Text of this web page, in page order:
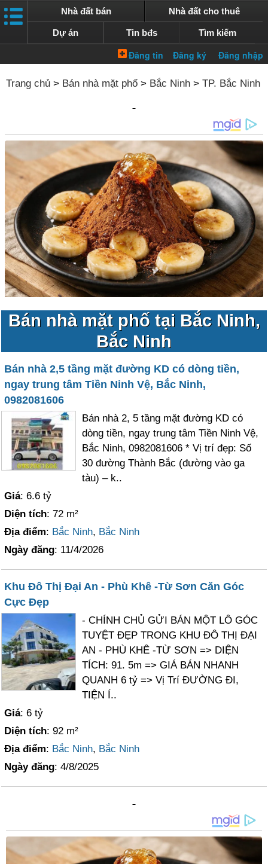
Nhà đất bán Nhà đất cho thuê
Dự án Tin bđs Tìm kiếm
Trang chủ > Bán nhà mặt phố > Bắc Ninh > TP. Bắc Ninh
Bán nhà mặt phố tại Bắc Ninh,
Bắc Ninh
Bán nhà 2,5 tầng mặt đường KD có dòng tiền,
ngay trung tâm Tiền Ninh Vệ, Bắc Ninh,
0982081606
Bán nhà 2, 5 tầng mặt đường KD có
dòng tiền, ngay trung tâm Tiền Ninh Vệ,
Bắc Ninh, 0982081606 * Vị trí đẹp: Số
30 đường Thành Bắc (đường vào ga
tàu) – k..
Giá: 6.6 tỷ
Diện tích: 72 m²
Địa điểm: Bắc Ninh, Bắc Ninh
Ngày đăng: 11/4/2026
Khu Đô Thị Đại An - Phù Khê -Từ Sơn Căn Góc
Cực Đẹp
- CHÍNH CHỦ GỬI BÁN MỘT LÔ GÓC
TUYỆT ĐẸP TRONG KHU ĐÔ THỊ ĐẠI
AN - PHÙ KHÊ -TỪ SƠN => DIỆN
TÍCH: 91. 5m => GIÁ BÁN NHANH
QUANH 6 tỷ => Vị Trí ĐƯỜNG ĐI,
TIỆN Í..
Giá: 6 tỷ
Diện tích: 92 m²
Địa điểm: Bắc Ninh, Bắc Ninh
Ngày đăng: 4/8/2025